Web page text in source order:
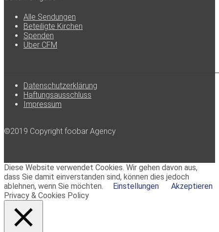
Alle Sendungen
Beteiligte Kirchen
Spenden
Über CFM
Datenschutzerklärung
Haftungsausschluss
Impressum
©2019 Copyright foobar Agency
Diese Website verwendet Cookies. Wir gehen davon aus,
dass Sie damit einverstanden sind, können dies jedoch
ablehnen, wenn Sie möchten.
Einstellungen
Akzeptieren
Privacy & Cookies Policy